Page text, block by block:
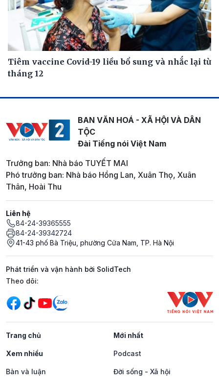
Tiêm vaccine Covid-19 liều bổ sung và nhắc lại từ
tháng 12
BAN VĂN HOÁ - XÃ HỘI VÀ DÂN
TỘC
Đài Tiếng nói Việt Nam
Trưởng ban: Nhà báo TUYẾT MAI
Phó trưởng ban: Nhà báo Hồng Lan, Xuân Thọ, Xuân
Thân, Hoài Thu
Liên hệ
84-24-39365555
84-24-39342724
41-43 phố Bà Triệu, phường Cửa Nam, TP. Hà Nội
Phát triển và vận hành bởi SolidTech
Mạng xã hội
Theo dõi:
Trang chủ Mới nhất
Xem nhiều Podcast
Bàn và luận Đời sống - Xã hội